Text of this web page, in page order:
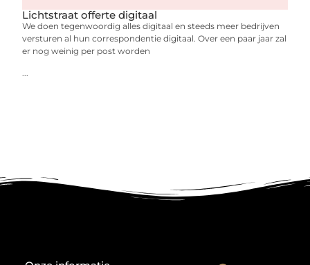
Lichtstraat offerte digitaal
We doen tegenwoordig alles digitaal en steeds meer bedrijven
versturen al hun correspondentie digitaal. Over een paar jaar zal
er nog weinig per post worden
...